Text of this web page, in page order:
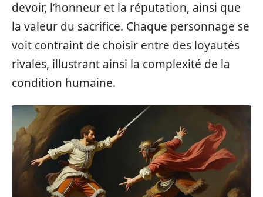
devoir, l’honneur et la réputation, ainsi que
la valeur du sacrifice. Chaque personnage se
voit contraint de choisir entre des loyautés
rivales, illustrant ainsi la complexité de la
condition humaine.